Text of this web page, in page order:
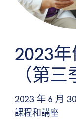
2023
（第三
2023 年 6 月
課程和講座